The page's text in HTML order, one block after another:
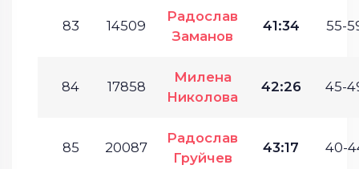
83 14509
Радослав
Заманов
41:34 55-
84 17858
Милена
Николова
42:26 45-
85 20087
Радослав
Груйчев
43:17 40-